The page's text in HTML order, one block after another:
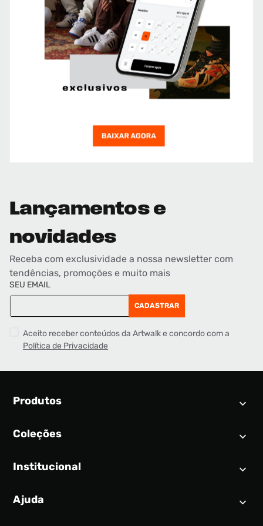
Lançamentos e
novidades
Receba com exclusividade a nossa newsletter com
tendências, promoções e muito mais
SEU EMAIL
CADASTRAR
Aceito receber conteúdos da Artwalk e concordo com a
Política de Privacidade
Produtos
Calendário SNEAKER
Tênis
Tênis feminino
Coleções
Air Jordan 1
Nike Air Force 1
Institucional
Quem somos
Ajuda